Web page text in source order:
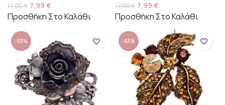
17,00€ 7,99 €
Προσθήκη Στο Καλάθι
17,00€ 7,99 €
Προσθήκη Στο Καλάθι
-53% -53%